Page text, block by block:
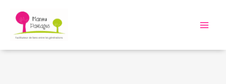
contenu